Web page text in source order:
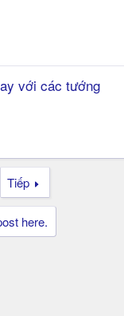
với các tướng
Tiếp
here.